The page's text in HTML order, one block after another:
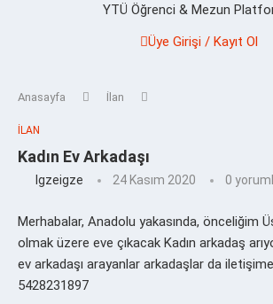
YTÜ Öğrenci & Mezun
Üye Girişi / Kayıt Ol
Anasayfa İlan
İLAN
Kadın Ev Arkadaşı
Igzeigze 24 Kasım 2020 0
Merhabalar, Anadolu yakasında, önceliğim
olmak üzere eve çıkacak Kadın arkadaş
ev arkadaşı arayanlar arkadaşlar da
5428231897